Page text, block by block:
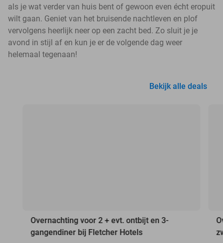
als je wat verder van huis bent of gewoon even écht eropuit
wilt gaan. Geniet van het bruisende nachtleven en plof
vervolgens heerlijk neer op een zacht bed. Zo sluit je je
avond in stijl af en kun je er de volgende dag weer
helemaal tegenaan!
Bekijk alle deals
Overnachting voor 2 + evt. ontbijt en 3-
gangendiner bij Fletcher Hotels